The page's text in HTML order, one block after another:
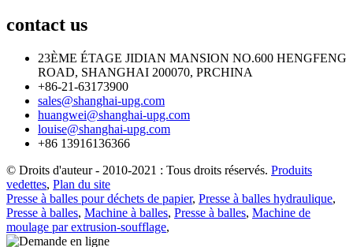
contact us
23ÈME ÉTAGE JIDIAN MANSION NO.600 HENGFENG
ROAD, SHANGHAI 200070, PRCHINA
+86-21-63173900
sales@shanghai-upg.com
huangwei@shanghai-upg.com
louise@shanghai-upg.com
+86 13916136366
© Droits d'auteur - 2010-2021 : Tous droits réservés. Produits
vedettes, Plan du site
Presse à balles pour déchets de papier, Presse à balles hydraulique,
Presse à balles, Machine à balles, Presse à balles, Machine de
moulage par extrusion-soufflage,